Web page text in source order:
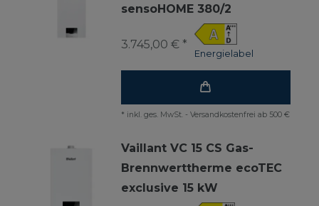
sensoHOME 380/2
Energielabel
3.745,00 € *
* inkl. ges. MwSt. - Versandkostenfrei ab 500 €
Vaillant VC 15 CS Gas-
Brennwerttherme ecoTEC
exclusive 15 kW